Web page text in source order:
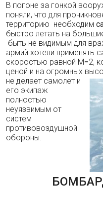
В погоне за гонкой
поняли, что для
территорию необходим
быстро летать на
быть не видимым для
армий хотели применять
скоростью равной М=2,
ценой и на огромных
не делает самолет и
его экипаж
полностью
неуязвимым от
систем
противовоздушной
обороны.